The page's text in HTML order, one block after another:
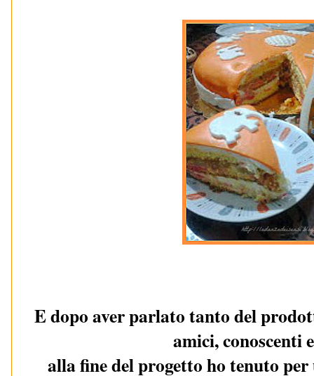
E dopo aver parlato tanto del
amici, conoscenti
alla fine del progetto ho tenuto